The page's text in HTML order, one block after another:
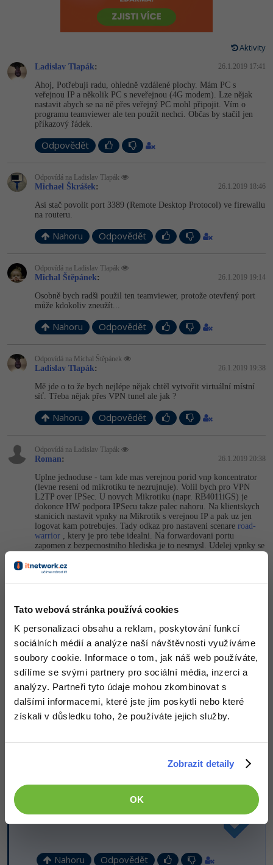
Tato webová stránka používá cookies
K personalizaci obsahu a reklam, poskytování funkcí
sociálních médií a analýze naší návštěvnosti využíváme
soubory cookie. Informace o tom, jak náš web používáte,
sdílíme se svými partnery pro sociální média, inzerci a
analýzy. Partneři tyto údaje mohou zkombinovat s
dalšími informacemi, které jste jim poskytli nebo které
získali v důsledku toho, že používáte jejich služby.
Zobrazit detaily
OK
HTML5, CSS3, Bootstrap, SEO
Testování a verzování
UML a návrhové vzory
React
Python
HTML / CSS
UML a návrhové vzory
Vývojář mobilních aplikací
C# Game developer
Webdesigner
Tester
Systémový administrátor
Grafik / UX/UI návrhář
3D grafik
Projektový manažer
Databázový analytik
Copywriter
WordPress specialista
SEO specialista
-80%
-80%
PHP -80%
C++ -80%
Swift -80%
Kotlin -80%
C -80%
VB.NET
SQL
Návrh SW -80%
Algoritmy -41%
Umělá inteligence (AI) -10%
Pro děti
Více
Fórum
Digitální gramotnost
WordPress
SEO -30%
UX
Business
Kryptoměny -25%
Copywriting -30%
MS Office -80%
Google Dokumenty
Time management
Windows
Linux
Sítě
Kybernetická bezpečnost
Fórum
Photoshop -80%
Adobe Lightroom
Adobe XD -15%
Adobe InDesign
Blender -80%
Inkscape
Fotografování -80%
Video
Ostatní
Fórum
Aktivity
Ladislav Tlapák: 26.1.2019 17:41
Ahoj, Potřebuji radu, ohledně vzdálené plochy. Mám PC s
veřejnou IP a několik PC s neveřejnou (4G modem). Lze nějak
nastavit abych se na ně přes veřejný PC mohl připojit. Vím o
programu teamviewer ale ten použít nechci. Občas by stačil jen
příkazový řádek.
Odpovědět
Odpovídá na Ladislav Tlapák
Michael Škrášek: 26.1.2019 18:46
Asi stač povolit port 3389 (Remote Desktop Protocol) ve firewallu
na routeru.
Nahoru Odpovědět
Odpovídá na Ladislav Tlapák
Michal Štěpánek: 26.1.2019 19:14
Osobně bych radši použil ten teamviewer, protože otevřený port
může kdokoliv zneužít...
Nahoru Odpovědět
Odpovídá na Michal Štěpánek
Ladislav Tlapák: 26.1.2019 19:38
Mě jde o to že bych nejlépe nějak chtěl vytvořit virtuální místní
síť. Třeba nějak přes VPN tunel ale jak ?
Nahoru Odpovědět
Odpovídá na Ladislav Tlapák
Roman: 26.1.2019 20:38
Uplne jednoduse - tam kde mas verejnou porid vnp koncentrator
(levne reseni od mikrotiku te nezrujnuje). Volil bych pro VPN
L2TP over IPSec. U novych Mikrotiku (napr. RB4011iGS) je
dokonce HW podpora IPSecu takze palec nahoru. Na klientskych
stanicich nastavit vpnky na Mikrotik s verejnou IP a pak uz jen
logovat kam potrebujes. Tady odkaz pro nastaveni scenare road-
warrior , ktery je pro tebe idealni. Na forwardovani portu
zapomen z bezpecnostniho hlediska je to nesmysl. Udelej vpnky se
Nahoru Odpovědět
Odpovídá na Roman
Ladislav Tlapák 26.1.2019 21:04
Děkuji a neslo by místo mikrotiku použit server ? Ty mám dva k
Nahoru Odpovědět
Odpovídá na Ladislav Tlapák
Roman 26.1.2019 21:44
(Debian/CentOS) server s Openswan/Stron­gswan. Horsi reseni je
Uptime Windows serveru je podstatne nizsi nez u linux serveru.
Nahoru Odpovědět